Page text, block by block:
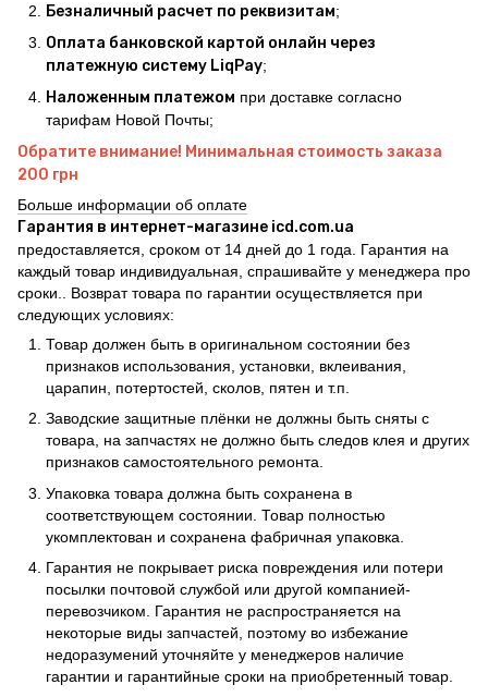
Безналичный расчет по реквизитам;
Оплата банковской картой онлайн через
платежную систему LiqPay;
Наложенным платежом при доставке согласно
тарифам Новой Почты;
Обратите внимание! Минимальная стоимость заказа
200 грн
Больше информации об оплате
Гарантия в интернет-магазине icd.com.ua
предоставляется, сроком от 14 дней до 1 года. Гарантия на
каждый товар индивидуальная, спрашивайте у менеджера про
сроки.. Возврат товара по гарантии осуществляется при
следующих условиях:
Товар должен быть в оригинальном состоянии без
признаков использования, установки, вклеивания,
царапин, потертостей, сколов, пятен и т.п.
Заводские защитные плёнки не должны быть сняты с
товара, на запчастях не должно быть следов клея и других
признаков самостоятельного ремонта.
Упаковка товара должна быть сохранена в
соответствующем состоянии. Товар полностью
укомплектован и сохранена фабричная упаковка.
Гарантия не покрывает риска повреждения или потери
посылки почтовой службой или другой компанией-
перевозчиком. Гарантия не распространяется на
некоторые виды запчастей, поэтому во избежание
недоразумений уточняйте у менеджеров наличие
гарантии и гарантийные сроки на приобретенный товар.